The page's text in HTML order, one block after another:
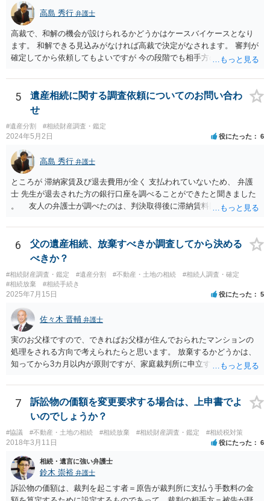
すが、現代では、各々が自由に価格設定をしていますので、特に相場
はお示しできません。ただし、かつて日本弁護士連合会が設けていた
報酬基準を踏まえて価格設定している弁護士は一定数いると思います
ので、それが一応の目安となるでしょう。
高島 秀行 弁護士
高裁で、和解の機会が設けられるかどうかはケースバイケースとなり
ます。 和解できる見込みがなければ高裁で決定がなされます。 審判が
確定してから依頼してもよいですが 今の段階でも相手方の連絡が迷惑
5
遺産相続に関する調査依頼についてのお問い合わ
せ
#遺産分割 #相続財産調査・鑑定
2024年5月2日 役にたった 6
高島 秀行 弁護士
ところが 滞納家賃及び退去費用が全く 支払われていないため、 弁護
士 先生が退去された方の銀行口座を調べることができたと聞きました
。 友人の弁護士が調べたのは、判決取得後に滞納賃料回収のため
預金の入出金履歴を調べたわけではありません。 残念ながら、事案
や目的も異なりますし、開示の内容も異なります。
6
父の遺産相続、放棄すべきか調査してから決める
べきか？
#相続財産調査・鑑定 #遺産分割 #不動産・土地の相続
#相続人調査・確定
#相続放棄
#相続手続き
2025年7月15日 役にたった 5
佐々木 晋輔 弁護士
実のお父様ですので、できればお父様が住んでおられたマンションの
処理をされる方向で考えられたらと思います。 放棄するかどうかは、
知ってから3カ月以内が原則ですが、家庭裁判所に申立すれば3カ月の
放棄するかどうか決めることができます。 銀行やサラ金が数年も放置
することはありませんので、数年後に借金が発見される可能性はほぼ
ありません。 なお、私が扱った相続放棄を検討していた案件で、期間
伸長して調査したところ、サラ金に対する過払金など相当な財産が見
つかったため相続したという事例がありました。
7
訴訟物の価額を変更要求する場合は、上申書でよ
いのでしょうか？
#協議 #不動産・土地の相続 #相続放棄 #相続財産調査・鑑定 #相続税対策
2018年3月11日 役にたった 6
相続・遺言に強い弁護士
鈴木 崇裕 弁護士
訴訟物の価額は、裁判を起こす者＝原告が裁判所に支払う手数料の金